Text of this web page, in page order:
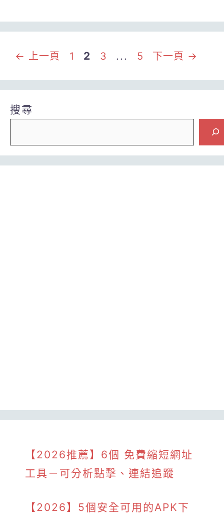
← 上一頁
頁
1
頁
2
頁
3 ...
頁
5 下一頁 →
搜尋
【2026推薦】6個 免費縮短網址
工具－可分析點擊、連結追蹤
【2026】5個安全可用的APK下